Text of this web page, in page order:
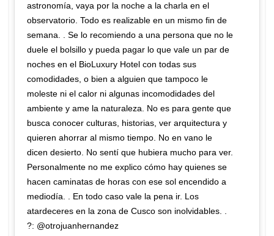
astronomía, vaya por la noche a la charla en el
observatorio. Todo es realizable en un mismo fin de
semana. . Se lo recomiendo a una persona que no le
duele el bolsillo y pueda pagar lo que vale un par de
noches en el BioLuxury Hotel con todas sus
comodidades, o bien a alguien que tampoco le
moleste ni el calor ni algunas incomodidades del
ambiente y ame la naturaleza. No es para gente que
busca conocer culturas, historias, ver arquitectura y
quieren ahorrar al mismo tiempo. No en vano le
dicen desierto. No sentí que hubiera mucho para ver.
Personalmente no me explico cómo hay quienes se
hacen caminatas de horas con ese sol encendido a
mediodía. . En todo caso vale la pena ir. Los
atardeceres en la zona de Cusco son inolvidables. .
?: @otrojuanhernandez